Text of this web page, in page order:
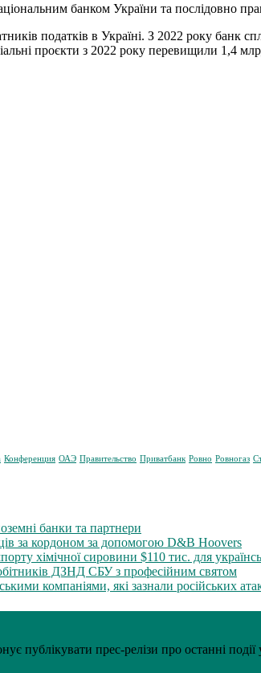
банком України та послідовно
податків в Україні. З 2022 року банк
проєкти з 2022 року перевищили
Конференция ОАЭ Правительство Приватбанк Ровно Ровногаз
банки та партнери
за кордоном за допомогою D&B Hoovers
хімічної сировини $110 тис. для
ДЗНД СБУ з професійним святом
компаніями, які зазнали російських
публікувати прес-релізи про останні